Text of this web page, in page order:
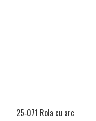
25‑071 Rola cu arc